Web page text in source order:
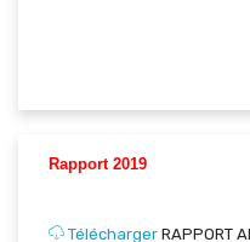
Rapport 2019
Télécharger RAPPORT